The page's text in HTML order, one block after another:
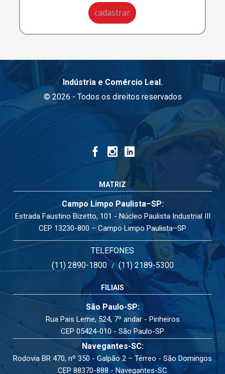
Indústria e Comércio Leal.
© 2026 - Todos os direitos reservados
MATRIZ
Campo Limpo Paulista–SP:
Estrada Faustino Bizetto, 101 - Núcleo Paulista Industrial III
CEP 13230-800 – Campo Limpo Paulista–SP
TELEFONES
(11) 2890-1800/(11) 2189-5300
FILIAIS
São Paulo-SP:
Rua Pais Leme, 524, 7º andar - Pinheiros
CEP 05424-010 - São Paulo-SP
Navegantes-SC:
Rodovia BR 470, nº 350 - Galpão 2 – Térreo - São Domingos
CEP 88370-888 - Navegantes-SC